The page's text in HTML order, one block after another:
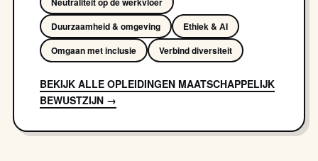
Duurzaamheid & omgeving
Ethiek & AI
Omgaan met inclusie
Verbind diversiteit
BEKIJK ALLE OPLEIDINGEN MAATSCHAPPELIJK
BEWUSTZIJN →